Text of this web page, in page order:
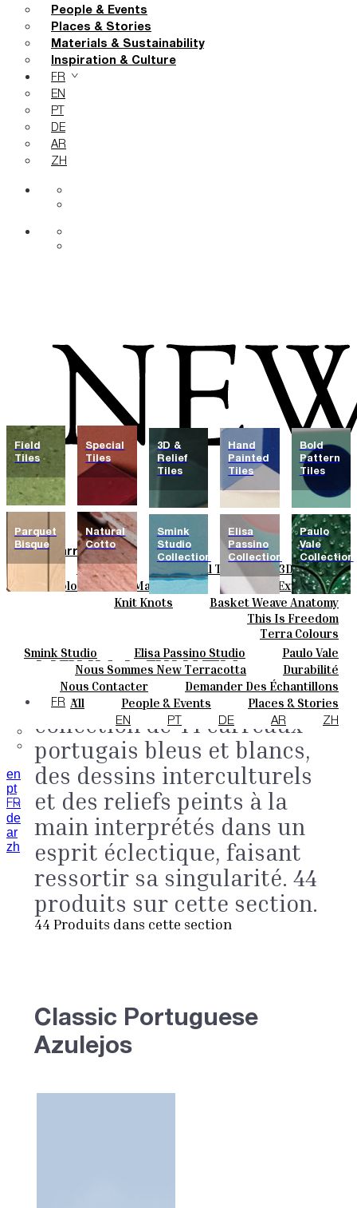
People & Events
Places & Stories
Materials & Sustainability
Inspiration & Culture
FR
EN
PT
DE
AR
ZH
Carreaux
Field Tiles Special Tiles
3D & Relief
Hand Painted
Bold Pattern
Parquet Bisque
Natural Cotto
Elisa Passino
Smink
Paulo Vale
Couleurs
Basic Colours Matt Colours
Oxide Explosions
Special Firing
Vintage Metallics
Dry Colours
Terra Colours
Céramique
Knit Knots
Basket Weave Anatomy
This Is Freedom
Sur Mesure
Smink Studio Elisa Passino Studio Paulo Vale
À Propos
Nous Sommes New Terracotta
Durabilité
Le Studio
Contacts
Nous Contacter
Demander Des Échantillons
Comment Acheter
Catalogues Et Spécifications Techniques
FAQ
Journal
All People & Events
Places & Stories
Materials & Sustainability
Inspiration & Culture
FR
EN PT DE AR ZH
en
pt
FR
de
ar
zh
Field
Tiles
Special
Tiles
3D &
Relief
Tiles
Hand
Painted
Tiles
Bold
Pattern
Tiles
Parquet
Bisque
Natural
Cotto
Smink
Studio
Collection
Elisa
Passino
Collection
Paulo
Vale
Collection
Hand Painted
Tiles.Une vaste
collection de 44 carreaux
portugais bleus et blancs,
des dessins interculturels
et des reliefs peints à la
main interprétés dans un
esprit éclectique, faisant
ressortir sa singularité. 44
produits sur cette section.
44 Produits dans cette section
Classic Portuguese
Azulejos